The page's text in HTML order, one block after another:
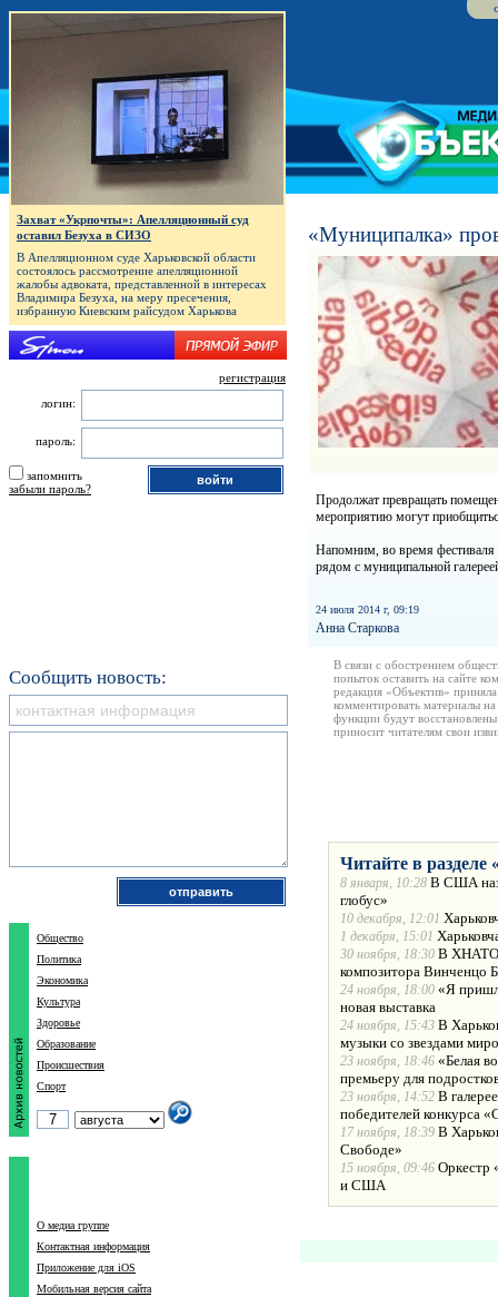
«Муниципалка»
Продолжат превращать
мероприятию могут
Напомним, во время
рядом с муниципальной
24 июля 2014 г, 09:19
Анна Старкова
В связи с обострением
попыток оставить на сайте
редакция «Объектив»
комментировать материалы
функции будут
приносит читателям свои
Читайте в разделе
8 января, 10:28 В США
глобус»
10 декабря, 12:01
1 декабря, 15:01
30 ноября, 18:30 В
композитора Винченцо
24 ноября, 18:00 «Я
новая выставка
24 ноября, 15:43 В
музыки со звездами
23 ноября, 18:46 «Белая
премьеру для
23 ноября, 14:52 В
победителей конкурса
17 ноября, 18:39 В
Свободе»
15 ноября, 09:46 Оркестр
и США
Захват «Укрпочты»: Апелляционный суд
оставил Безуха в СИЗО
В Апелляционном суде Харьковской области
состоялось рассмотрение апелляционной
жалобы адвоката, представленной в интересах
Владимира Безуха, на меру пресечения,
избранную Киевским райсудом Харькова
регистрация
логин:
пароль:
запомнить
забыли пароль?
Сообщить новость:
Общество
Политика
Экономика
Культура
Здоровье
Образование
Происшествия
Спорт
О медиа группе
Контактная информация
Приложение для iOS
Мобильная версия сайта